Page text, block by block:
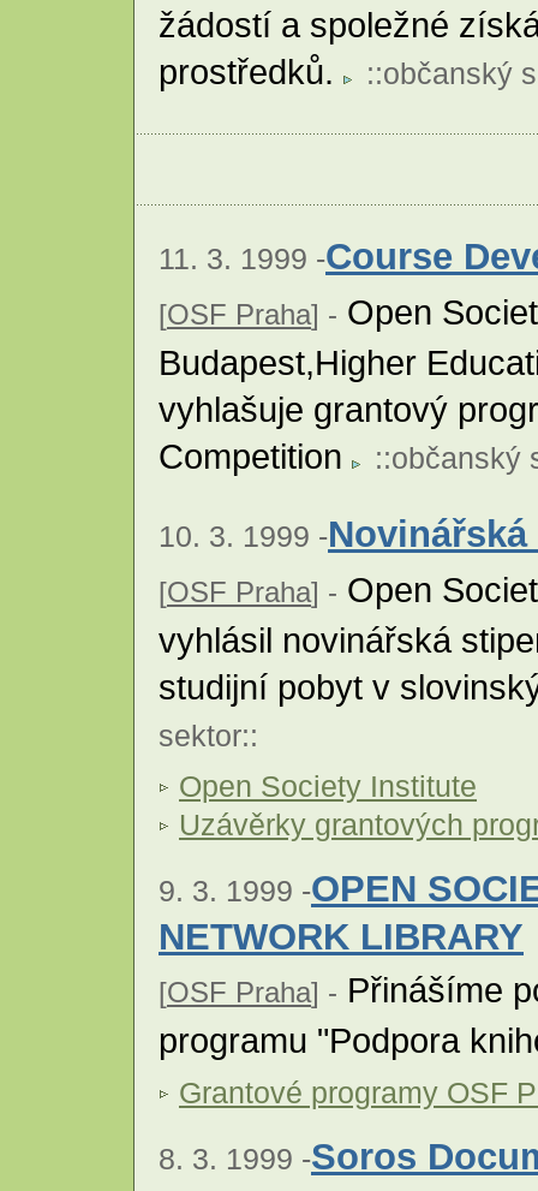
žádostí a spoležné
prostředků.
::občanský
11. 3. 1999 -Course
[OSF Praha] - Open
Budapest,Higher
vyhlašuje grantový
Competition
::občanský
10. 3. 1999 -
[OSF Praha] - Open
vyhlásil novinářská
studijní pobyt v
sektor::
Open Society Institute
Uzávěrky grantových
9. 3. 1999 -OPEN
NETWORK LIBRARY
[OSF Praha] - Přinášíme
programu "Podpora
Grantové programy OSF
8. 3. 1999 -Soros